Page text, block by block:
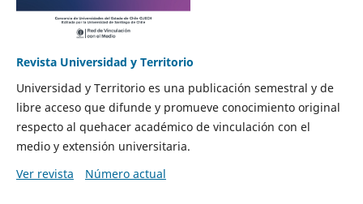
Revista Universidad y Territorio
Universidad y Territorio es una publicación semestral y de
libre acceso que difunde y promueve conocimiento original
respecto al quehacer académico de vinculación con el
medio y extensión universitaria.
Ver revista
Número actual